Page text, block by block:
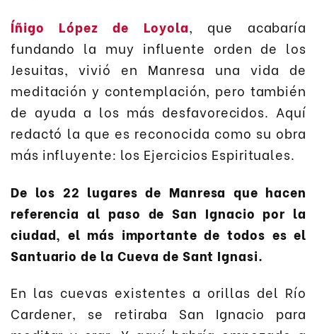
Íñigo López de Loyola, que acabaría
fundando la muy influente orden de los
Jesuitas, vivió en Manresa una vida de
meditación y contemplación, pero también
de ayuda a los más desfavorecidos. Aquí
redactó la que es reconocida como su obra
más influyente: los Ejercicios Espirituales.
De los 22 lugares de Manresa que hacen
referencia al paso de San Ignacio por la
ciudad, el más importante de todos es el
Santuario de la Cueva de Sant Ignasi.
En las cuevas existentes a orillas del Río
Cardener, se retiraba San Ignacio para